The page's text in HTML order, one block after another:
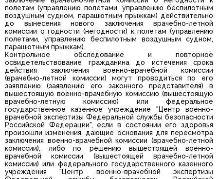
полетам (управлению полетами, управлению беспилотным
воздушным судном, парашютным прыжкам) действительно
до вынесения нового заключения врачебно-летной
комиссии о годности (негодности) к полетам (управлению
полетами, управлению беспилотным воздушным судном,
парашютным прыжкам).
Контрольное обследование и повторное
освидетельствование гражданина до истечения срока
действия заключения военно-врачебной комиссии
(врачебно-летной комиссии) могут проводиться по его
заявлению (заявлению его законного представителя) в
вышестоящую военно-врачебную комиссию (вышестоящую
врачебно-летную комиссию) или федеральное
государственное казенное учреждение "Центр военно-
врачебной экспертизы Федеральной службы безопасности
Российской Федерации", если в состоянии его здоровья
произошли изменения, дающие основания для пересмотра
заключения военно-врачебной комиссии (врачебно-летной
комиссии), либо по решению вышестоящей военно-
врачебной комиссии (вышестоящей врачебно-летной
комиссии) или федерального государственного казенного
учреждения "Центр военно-врачебной экспертизы